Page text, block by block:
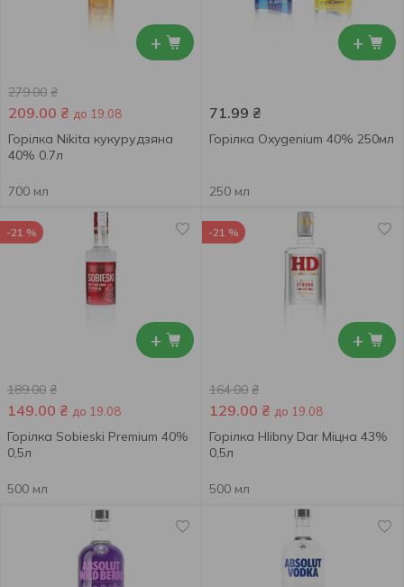
+
279.00 ₴
209.00 ₴ до 19.08
Горілка Nikita кукурудзяна
40% 0.7л
700 мл
+
71.99 ₴
Горілка Oxygenium 40% 250мл
250 мл
+
-21 %
189.00 ₴
149.00 ₴ до 19.08
Горілка Sobieski Premium 40%
0,5л
500 мл
+
-21 %
164.00 ₴
129.00 ₴ до 19.08
Горілка Hlibny Dar Міцна 43%
0,5л
500 мл